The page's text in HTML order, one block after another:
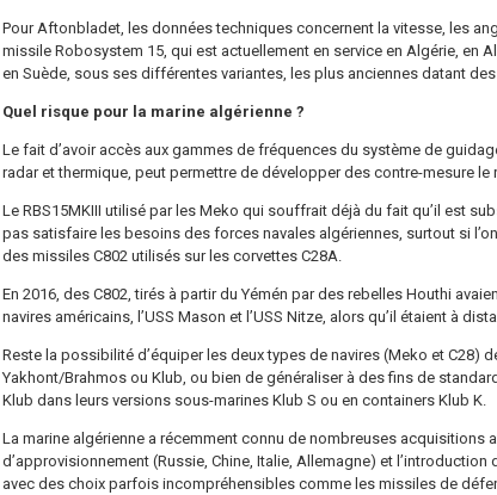
Pour Aftonbladet, les données techniques concernent la vitesse, les
missile Robosystem 15, qui est actuellement en service en Algérie, en
en Suède, sous ses différentes variantes, les plus anciennes datant des
Quel risque pour la marine algérienne ?
Le fait d’avoir accès aux gammes de fréquences du système de
radar et thermique, peut permettre de développer des contre-mesure
Le RBS15MKIII utilisé par les Meko qui souffrait déjà du fait qu’il est
pas satisfaire les besoins des forces navales algériennes, surtout si
des missiles C802 utilisés sur les corvettes C28A.
En 2016, des C802, tirés à partir du Yémén par des rebelles Houthi
navires américains, l’USS Mason et l’USS Nitze, alors qu’il étaient à
Reste la possibilité d’équiper les deux types de navires (Meko et C28)
Yakhont/Brahmos ou Klub, ou bien de généraliser à des fins de
Klub dans leurs versions sous-marines Klub S ou en containers Klub K.
La marine algérienne a récemment connu de nombreuses acquisitions
d’approvisionnement (Russie, Chine, Italie, Allemagne) et l’introduction
avec des choix parfois incompréhensibles comme les missiles de